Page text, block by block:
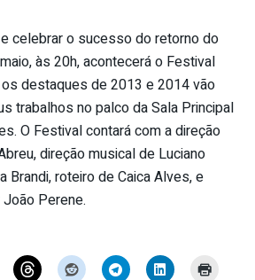
celebrar o sucesso do retorno do
às 20h, acontecerá o Festival
destaques de 2013 e 2014 vão
trabalhos no palco da Sala Principal
O Festival contará com a direção
direção musical de Luciano
Brandi, roteiro de Caica Alves, e
Perene.